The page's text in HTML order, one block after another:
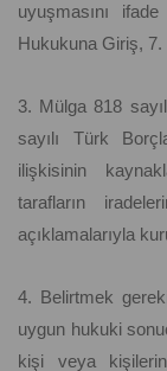
uyuşmasını
Hukukuna Giriş,
3. Mülga 818
sayılı Türk
ilişkisinin
tarafların
açıklamalarıyla
4. Belirtmek
uygun hukuki
kişi veya